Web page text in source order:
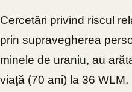
Cercetări privind riscul
prin supravegherea
minele de uraniu, au
viaţă (70 ani) la 36